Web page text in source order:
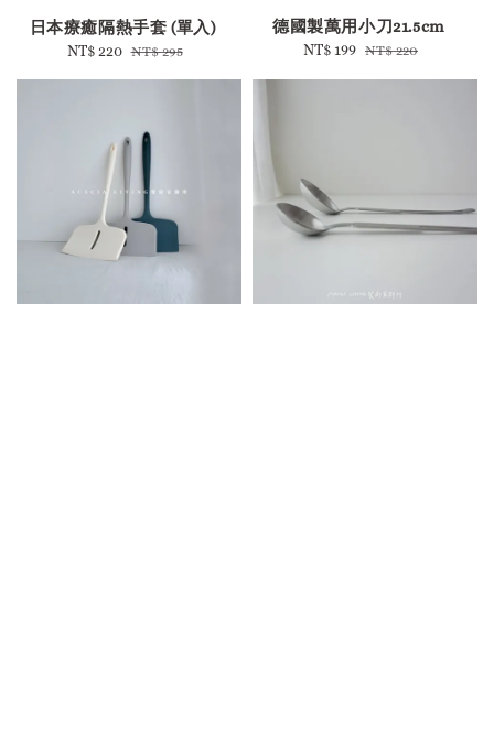
日本療癒隔熱手套 (單入)
Sale
NT$ 220 Regular
NT$ 295
德國製萬用小刀21.5cm
Sale
NT$ 199 Regular
NT$ 220